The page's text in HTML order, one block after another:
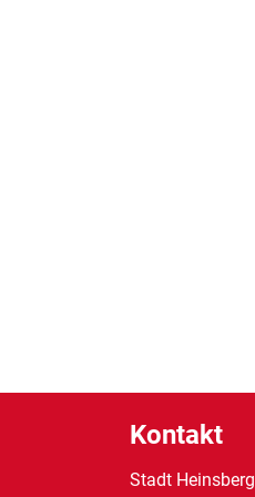
Kontakt
Stadt Heinsberg